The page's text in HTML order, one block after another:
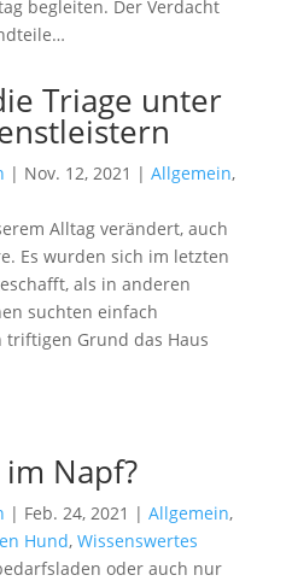
begleiten. Der Verdacht
Triage unter
| Nov. 12, 2021 | Allgemein,
Alltag verändert, auch
Es wurden sich im letzten
als in anderen
suchten einfach
triftigen Grund das Haus
Napf?
| Feb. 24, 2021 | Allgemein,
Hund, Wissenswertes
oder auch nur